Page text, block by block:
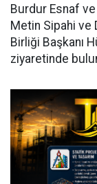
Burdur Esnaf ve
Metin Sipahi ve
Birliği Başkanı
ziyaretinde